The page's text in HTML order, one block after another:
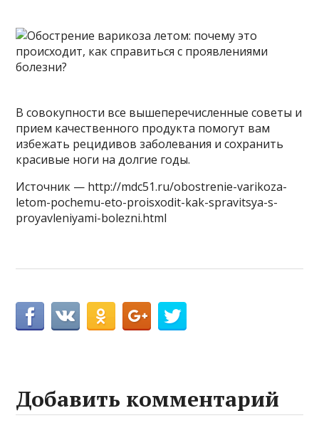
В совокупности все вышеперечисленные советы и
прием качественного продукта помогут вам
избежать рецидивов заболевания и сохранить
красивые ноги на долгие годы.
Источник — http://mdc51.ru/obostrenie-varikoza-
letom-pochemu-eto-proisxodit-kak-spravitsya-s-
proyavleniyami-bolezni.html
Добавить комментарий